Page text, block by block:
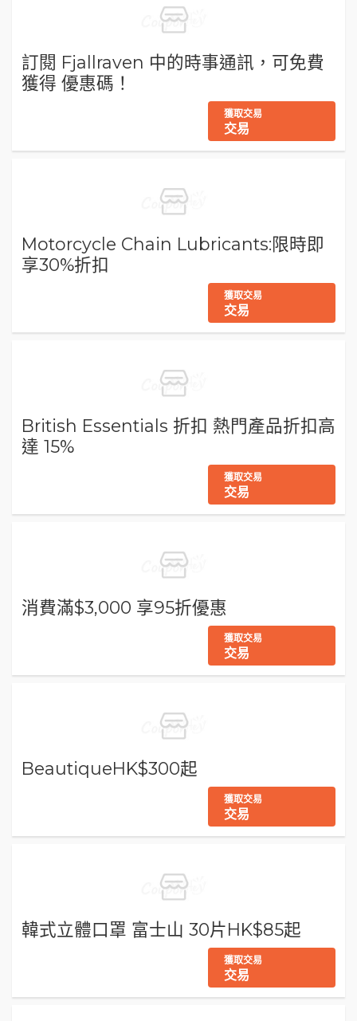
訂閱 Fjallraven 中的時事通訊，可免費
獲得 優惠碼！
獲取交易
交易
Motorcycle Chain Lubricants:限時即
享30%折扣
獲取交易
交易
British Essentials 折扣 熱門產品折扣高
達 15%
獲取交易
交易
消費滿$3,000 享95折優惠
獲取交易
交易
BeautiqueHK$300起
獲取交易
交易
韓式立體口罩 富士山 30片HK$85起
獲取交易
交易